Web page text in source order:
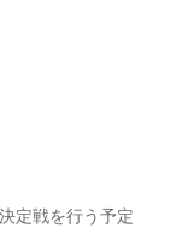
定戦を行う予定